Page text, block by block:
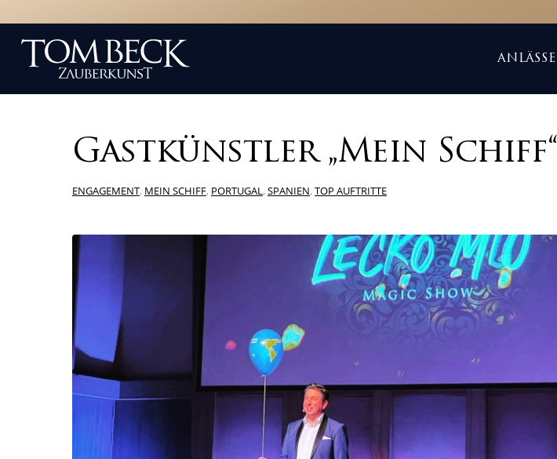
ANLÄSSE
Gastkünstler „Mein Schiff“
ENGAGEMENT, MEIN SCHIFF, PORTUGAL,SPANIEN,TOP AUFTRITTE